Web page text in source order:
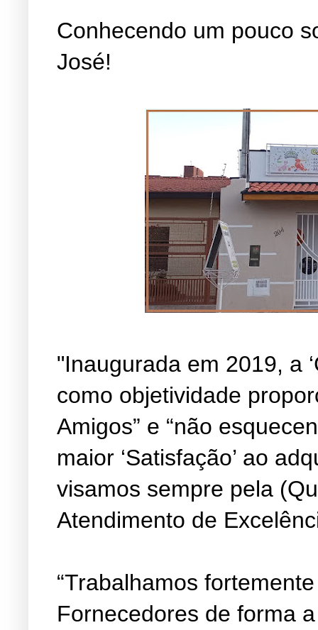
Conhecendo um pouco
José!
"Inaugurada em 2019, a
como objetividade
Amigos” e “não
maior ‘Satisfação’ ao
visamos sempre pela
Atendimento de
“Trabalhamos
Fornecedores de forma